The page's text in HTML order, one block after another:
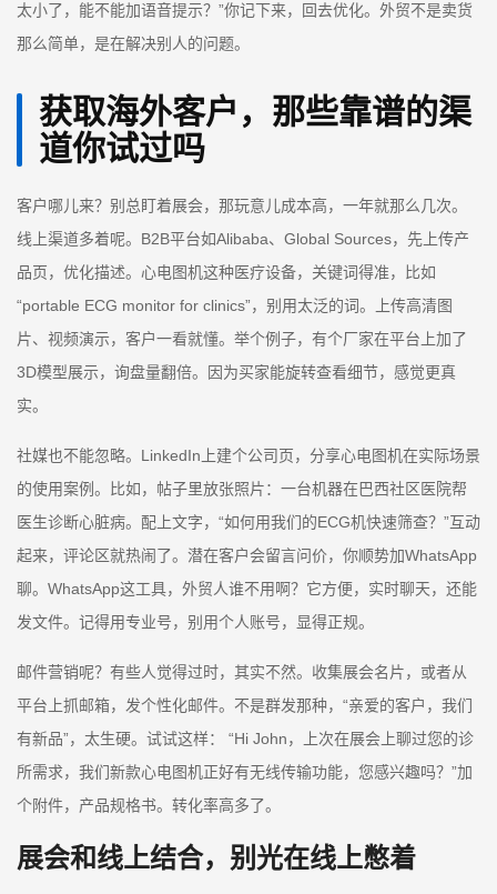
太小了，能不能加语音提示？”你记下来，回去优化。外贸不是卖货
那么简单，是在解决别人的问题。
获取海外客户，那些靠谱的渠
道你试过吗
客户哪儿来？别总盯着展会，那玩意儿成本高，一年就那么几次。
线上渠道多着呢。B2B平台如Alibaba、Global Sources，先上传产
品页，优化描述。心电图机这种医疗设备，关键词得准，比如
“portable ECG monitor for clinics”，别用太泛的词。上传高清图
片、视频演示，客户一看就懂。举个例子，有个厂家在平台上加了
3D模型展示，询盘量翻倍。因为买家能旋转查看细节，感觉更真
实。
社媒也不能忽略。LinkedIn上建个公司页，分享心电图机在实际场景
的使用案例。比如，帖子里放张照片：一台机器在巴西社区医院帮
医生诊断心脏病。配上文字，“如何用我们的ECG机快速筛查？”互动
起来，评论区就热闹了。潜在客户会留言问价，你顺势加WhatsApp
聊。WhatsApp这工具，外贸人谁不用啊？它方便，实时聊天，还能
发文件。记得用专业号，别用个人账号，显得正规。
邮件营销呢？有些人觉得过时，其实不然。收集展会名片，或者从
平台上抓邮箱，发个性化邮件。不是群发那种，“亲爱的客户，我们
有新品”，太生硬。试试这样： “Hi John，上次在展会上聊过您的诊
所需求，我们新款心电图机正好有无线传输功能，您感兴趣吗？”加
个附件，产品规格书。转化率高多了。
展会和线上结合，别光在线上憋着